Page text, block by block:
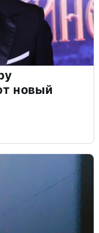
новый